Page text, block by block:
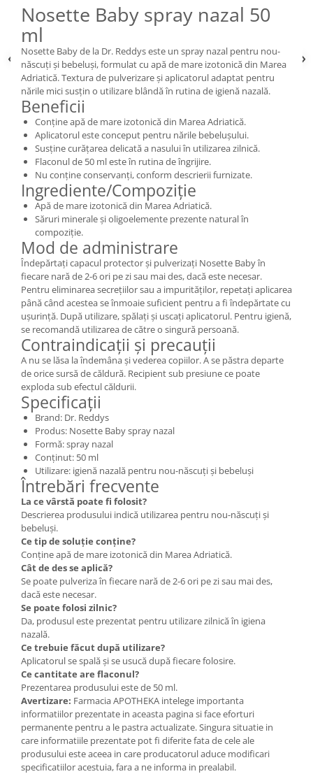
Nosette Baby spray nazal 50
ml
Nosette Baby de la Dr. Reddys este un spray nazal pentru nou-
născuți și bebeluși, formulat cu apă de mare izotonică din Marea
Adriatică. Textura de pulverizare și aplicatorul adaptat pentru
nările mici susțin o utilizare blândă în rutina de igienă nazală.
Beneficii
Conține apă de mare izotonică din Marea Adriatică.
Aplicatorul este conceput pentru nările bebelușului.
Susține curățarea delicată a nasului în utilizarea zilnică.
Flaconul de 50 ml este în rutina de îngrijire.
Nu conține conservanți, conform descrierii furnizate.
Ingrediente/Compoziție
Apă de mare izotonică din Marea Adriatică.
Săruri minerale și oligoelemente prezente natural în
compoziție.
Mod de administrare
Îndepărtați capacul protector și pulverizați Nosette Baby în
fiecare nară de 2-6 ori pe zi sau mai des, dacă este necesar.
Pentru eliminarea secrețiilor sau a impurităților, repetați aplicarea
până când acestea se înmoaie suficient pentru a fi îndepărtate cu
ușurință. După utilizare, spălați și uscați aplicatorul. Pentru igienă,
se recomandă utilizarea de către o singură persoană.
Contraindicații și precauții
A nu se lăsa la îndemâna și vederea copiilor. A se păstra departe
de orice sursă de căldură. Recipient sub presiune ce poate
exploda sub efectul căldurii.
Specificații
Brand: Dr. Reddys
Produs: Nosette Baby spray nazal
Formă: spray nazal
Conținut: 50 ml
Utilizare: igienă nazală pentru nou-născuți și bebeluși
Întrebări frecvente
La ce vârstă poate fi folosit?
Descrierea produsului indică utilizarea pentru nou-născuți și
bebeluși.
Ce tip de soluție conține?
Conține apă de mare izotonică din Marea Adriatică.
Cât de des se aplică?
Se poate pulveriza în fiecare nară de 2-6 ori pe zi sau mai des,
dacă este necesar.
Se poate folosi zilnic?
Da, produsul este prezentat pentru utilizare zilnică în igiena
nazală.
Ce trebuie făcut după utilizare?
Aplicatorul se spală și se usucă după fiecare folosire.
Ce cantitate are flaconul?
Prezentarea produsului este de 50 ml.
Avertizare: Farmacia APOTHEKA intelege importanta
informatiilor prezentate in aceasta pagina si face eforturi
permanente pentru a le pastra actualizate. Singura situatie in
care informatiile prezentate pot fi diferite fata de cele ale
produsului este aceea in care producatorul aduce modificari
specificatiilor acestuia, fara a ne informa in prealabil.